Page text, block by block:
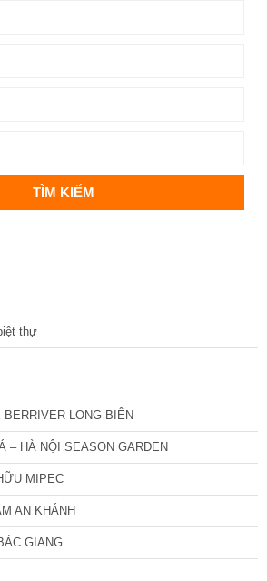
thự
LONG BIÊN
– HÀ NỘI SEASON GARDEN
MIPEC
AN KHÁNH
GIANG